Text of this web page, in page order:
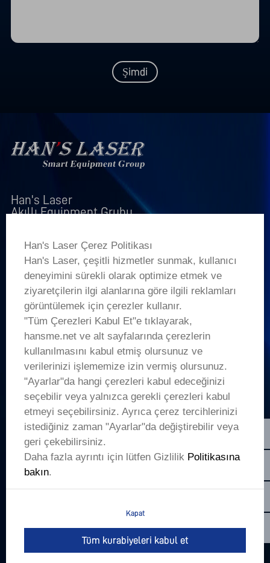
Şimdi
Han's Laser
Akıllı Equipment Grubu
LINK
Ürünler
Şirket
Uygulamalar
Aklında bir proje var mı?
LET’S TALK
sales01@hanslaser.com
En yeni haberler için yazın
Copyright @2026 Han's Laser Smart Equipment Group Co,.Ltd.All
Rights Reserved.
Kaçırıcı Özel Politik
Han's Laser Çerez Politikası
Han's Laser, çeşitli hizmetler sunmak, kullanıcı
deneyimini sürekli olarak optimize etmek ve
ziyaretçilerin ilgi alanlarına göre ilgili reklamları
görüntülemek için çerezler kullanır.
"Tüm Çerezleri Kabul Et"e tıklayarak,
hansme.net ve alt sayfalarında çerezlerin
kullanılmasını kabul etmiş olursunuz ve
verilerinizi işlememize izin vermiş olursunuz.
"Ayarlar"da hangi çerezleri kabul edeceğinizi
seçebilir veya yalnızca gerekli çerezleri kabul
etmeyi seçebilirsiniz. Ayrıca çerez tercihlerinizi
istediğiniz zaman "Ayarlar"da değiştirebilir veya
geri çekebilirsiniz.
Daha fazla ayrıntı için lütfen Gizlilik Politikasına
bakın.
Kapat
Tüm kurabiyeleri kabul et